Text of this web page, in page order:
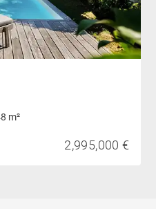
m²
2,995,000 €